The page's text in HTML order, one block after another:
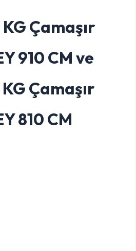
Çamaşır
910 CM ve
Çamaşır
810 CM